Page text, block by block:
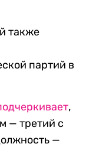
также
партий в
,
— третий с
—